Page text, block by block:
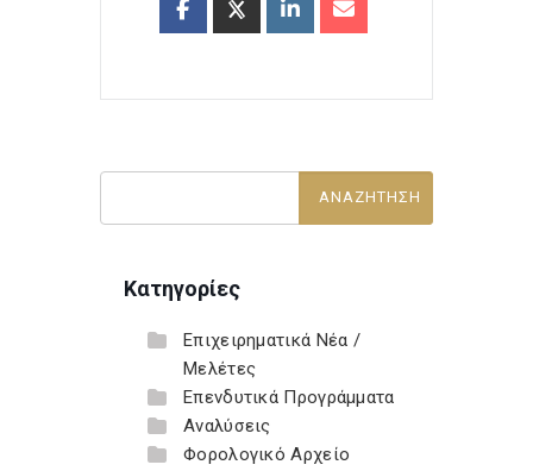
Κατηγορίες
Επιχειρηματικά Νέα /
Μελέτες
Επενδυτικά Προγράμματα
Αναλύσεις
Φορολογικό Αρχείο